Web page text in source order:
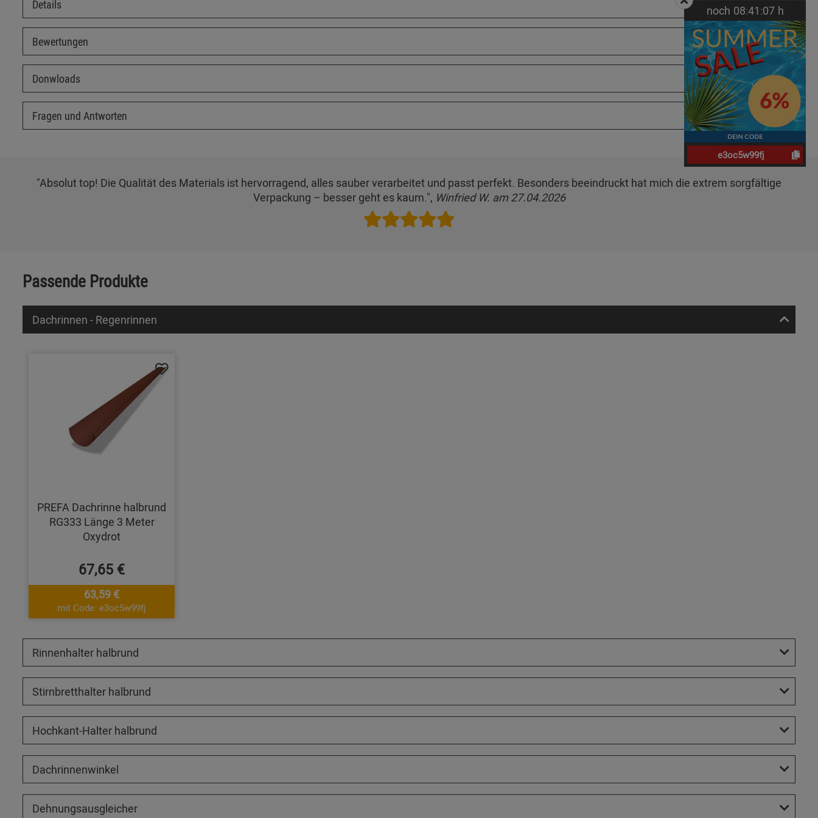
Details
Bewertungen
Donwloads
Fragen und Antworten
"Absolut top! Die Qualität des Materials ist hervorragend, alles sauber verarbeitet und passt perfekt. Besonders beeindruckt hat mich die extrem sorgfältige
Verpackung – besser geht es kaum.", Winfried W. am 27.04.2026
Passende Produkte
Dachrinnen - Regenrinnen
PREFA Dachrinne halbrund
RG333 Länge 3 Meter
Oxydrot
67,65 €
63,59 €
mit Code: e3oc5w99fj
Rinnenhalter halbrund
Stirnbretthalter halbrund
Hochkant-Halter halbrund
Dachrinnenwinkel
Dehnungsausgleicher
noch 08:41:06 h
e3oc5w99fj